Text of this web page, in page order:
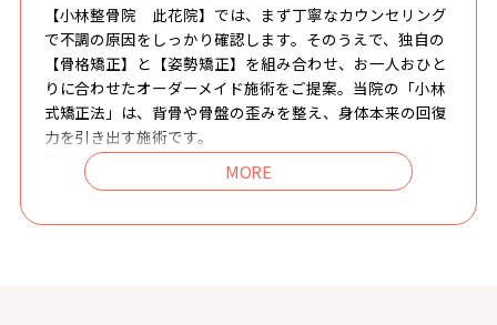
【小林整骨院 此花院】では、まず丁寧なカウンセリング
で不調の原因をしっかり確認します。そのうえで、独自の
【骨格矯正】と【姿勢矯正】を組み合わせ、お一人おひと
りに合わせたオーダーメイド施術をご提案。当院の「小林
式矯正法」は、背骨や骨盤の歪みを整え、身体本来の回復
力を引き出す施術です。
肩こり・腰痛などの慢性的なお悩みから、姿勢の乱れ、ス
ポーツによる不調まで幅広く対応。施術後の変化を実感し